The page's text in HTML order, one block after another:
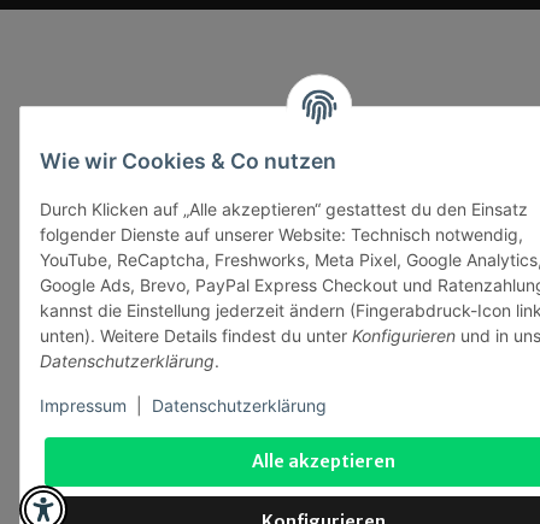
Alle akzeptieren
Wie wir Cookies & Co nutzen
Durch Klicken auf „Alle akzeptieren“ gestattest du den Einsatz
folgender Dienste auf unserer Website: Technisch notwendig,
YouTube, ReCaptcha, Freshworks, Meta Pixel, Google
Google Ads, Brevo, PayPal Express Checkout und
kannst die Einstellung jederzeit ändern (Fingerabdruck-Icon
unten). Weitere Details findest du unter Konfigurieren und in
Datenschutzerklärung.
Impressum Datenschutzerklärung